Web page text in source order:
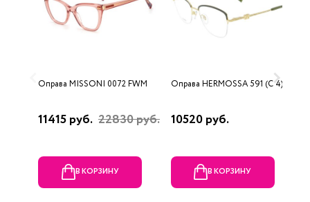
Оправа MISSONI 0072 FWM
11415 руб. 22830 руб.
В КОРЗИНУ
Оправа HERMOSSA 591 (C 4)
10520 руб.
В КОРЗИНУ